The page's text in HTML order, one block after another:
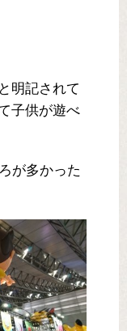
明記されて
子供が遊べ
が多かった